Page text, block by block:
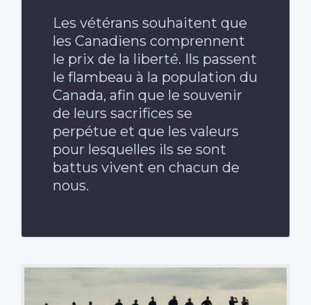
Les vétérans souhaitent que
les Canadiens comprennent
le prix de la liberté. Ils passent
le flambeau à la population du
Canada, afin que le souvenir
de leurs sacrifices se
perpétue et que les valeurs
pour lesquelles ils se sont
battus vivent en chacun de
nous.